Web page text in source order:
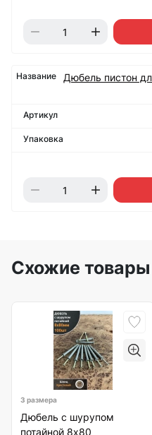
Дюбель пистон
Схожие товары
3 размера
Дюбель с шурупом
потайной 8х80